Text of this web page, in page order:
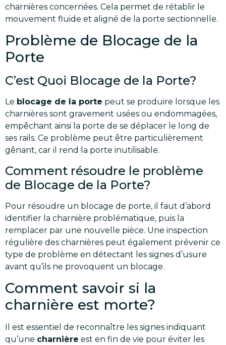
charnières concernées. Cela permet de rétablir le
mouvement fluide et aligné de la porte sectionnelle.
Problème de Blocage de la
Porte
C’est Quoi Blocage de la Porte?
Le blocage de la porte peut se produire lorsque les
charnières sont gravement usées ou endommagées,
empêchant ainsi la porte de se déplacer le long de
ses rails. Ce problème peut être particulièrement
gênant, car il rend la porte inutilisable.
Comment résoudre le problème
de Blocage de la Porte?
Pour résoudre un blocage de porte, il faut d’abord
identifier la charnière problématique, puis la
remplacer par une nouvelle pièce. Une inspection
régulière des charnières peut également prévenir ce
type de problème en détectant les signes d’usure
avant qu’ils ne provoquent un blocage.
Comment savoir si la
charnière est morte?
Il est essentiel de reconnaître les signes indiquant
qu’une charnière est en fin de vie pour éviter les